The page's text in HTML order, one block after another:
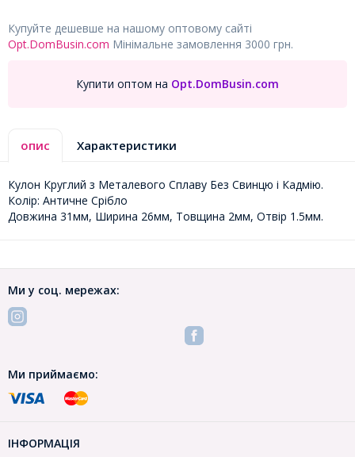
Купуйте дешевше на нашому оптовому сайті
Opt.DomBusin.com Мінімальне замовлення 3000 грн.
Купити оптом на Opt.DomBusin.com
опис Характеристики
Кулон Круглий з Металевого Сплаву Без Свинцю і Кадмію.
Колір: Античне Срібло
Довжина 31мм, Ширина 26мм, Товщина 2мм, Отвір 1.5мм.
Ми у соц. мережах:
Ми приймаємо:
ІНФОРМАЦІЯ